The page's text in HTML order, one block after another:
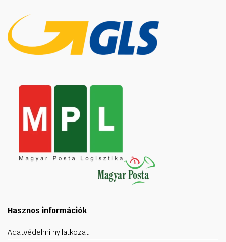
Hasznos információk
Adatvédelmi nyilatkozat